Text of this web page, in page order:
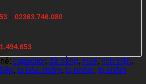
- 02363.746.080
capacitor, đà nẵng, Huế, linh kiện,
, tụ hóa nhôm, tụ nhôm, tụ nhôm